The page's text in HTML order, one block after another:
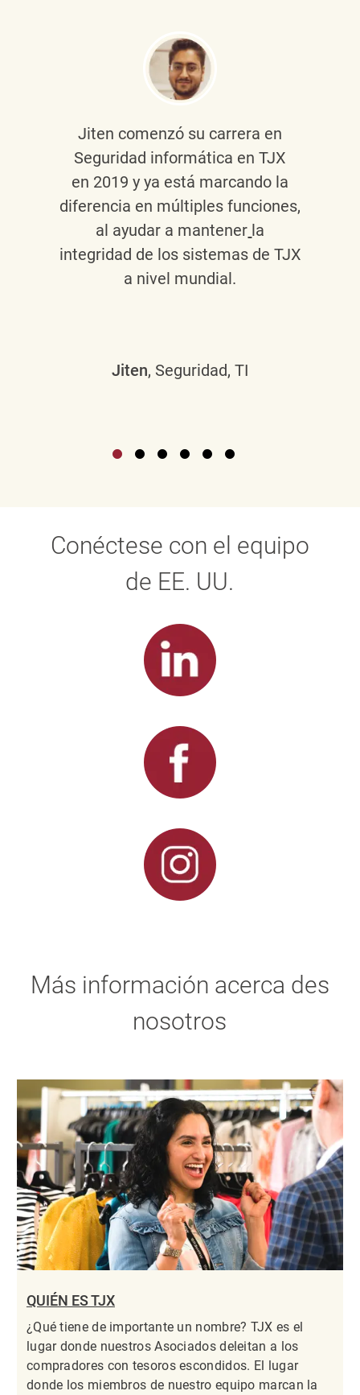
Jiten comenzó su carrera en
Seguridad informática en TJX
en 2019 y ya está marcando la
diferencia en múltiples funciones,
al ayudar a mantener la
integridad de los sistemas de TJX
a nivel mundial.
Jiten, Seguridad, TI
Conéctese con el equipo
de EE. UU.
Más información acerca des
nosotros
QUIÉN ES TJX
¿Qué tiene de importante un nombre? TJX es el
lugar donde nuestros Asociados deleitan a los
compradores con tesoros escondidos. El lugar
donde los miembros de nuestro equipo marcan la